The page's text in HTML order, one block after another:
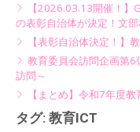
【2026.03.13開催！】
の表彰自治体が決定！文
【表彰自治体決定！】
教育委員会訪問企画第
訪問～
【まとめ】令和7年度
タグ: 教育ICT